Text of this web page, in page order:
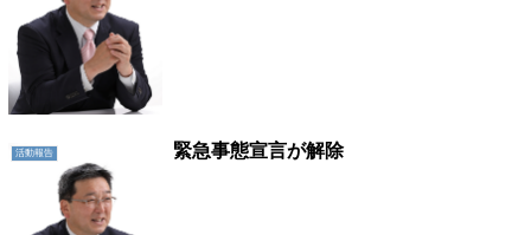
活動報告 緊急事態宣言が解除